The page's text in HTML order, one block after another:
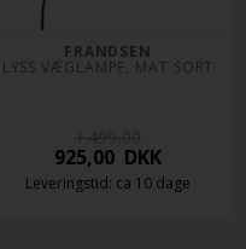
FRANDSEN
LYSS VÆGLAMPE, MAT SORT
925,00 DKK
Leveringstid: ca 10 dage